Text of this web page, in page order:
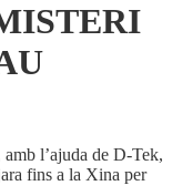
l’ajuda de D-Tek,
fins a la Xina per